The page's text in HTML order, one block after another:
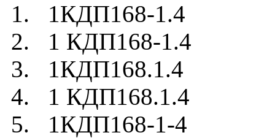
1. 1КДП168-1.4
2. 1 КДП168-1.4
3. 1КДП168.1.4
4. 1 КДП168.1.4
5. 1КДП168-1-4